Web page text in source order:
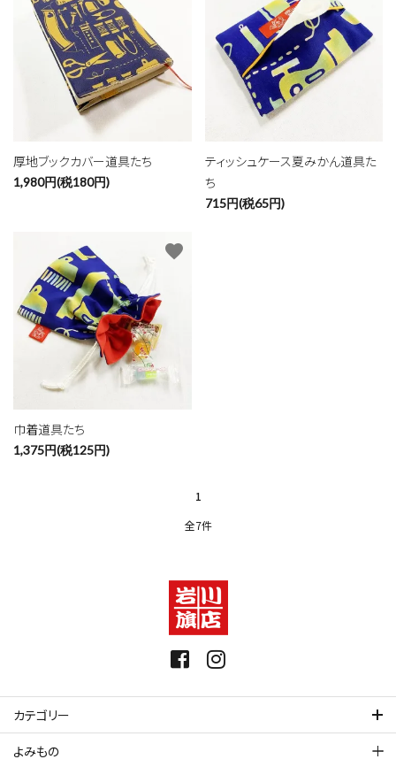
厚地ブックカバー道具たち
1,980円(税180円)
ティッシュケース夏みかん道具た
ち
715円(税65円)
巾着道具たち
1,375円(税125円)
favorite
1
全7件
カテゴリー
カテゴリー
よみもの